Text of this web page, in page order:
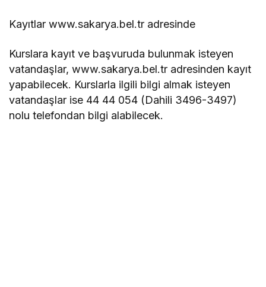
Kayıtlar www.sakarya.bel.tr adresinde
Kurslara kayıt ve başvuruda bulunmak isteyen
vatandaşlar, www.sakarya.bel.tr adresinden kayıt
yapabilecek. Kurslarla ilgili bilgi almak isteyen
vatandaşlar ise 44 44 054 (Dahili 3496-3497)
nolu telefondan bilgi alabilecek.